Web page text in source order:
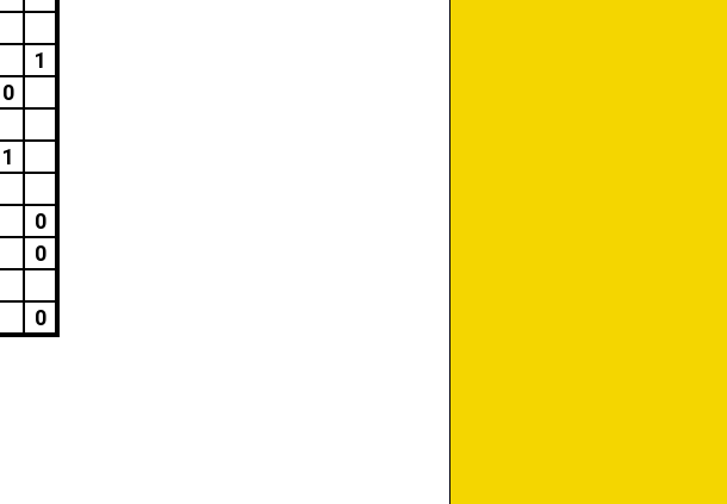
1
0
1
0
0
0